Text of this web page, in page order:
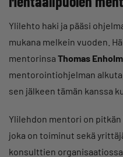
Ylilehto haki ja pääsi
mukana melkein vuoden.
mentorinsa Thomas
mentorointiohjelman
sen jälkeen tämän kanssa
Ylilehdon mentori on
joka on toiminut sekä
konsulttien organisaatiossa.